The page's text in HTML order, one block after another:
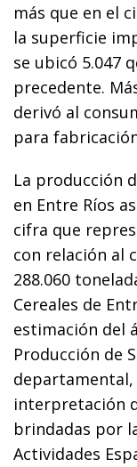
más que en el
la superficie
se ubicó 5.047
precedente.
derivó al
para
La producción
en Entre Ríos
cifra que
con relación al
288.060
Cereales de
estimación del
Producción de
departamental,
interpretación
brindadas por
Actividades